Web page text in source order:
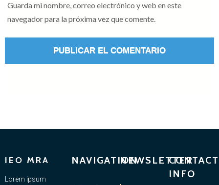
Guarda mi nombre, correo electrónico y web en este
navegador para la próxima vez que comente.
IEO MRA
Lorem ipsum
NAVIGATIONNEWSLETTERCONTACT
INFO